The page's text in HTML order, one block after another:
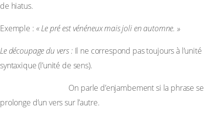
de hiatus.
Exemple : « Le pré est vénéneux mais joli en automne. »
Le découpage du vers: Il ne correspond pas toujours à l’unité
syntaxique (l’unité de sens).
On parle d’enjambement si la phrase se
prolonge d’un vers sur l’autre.